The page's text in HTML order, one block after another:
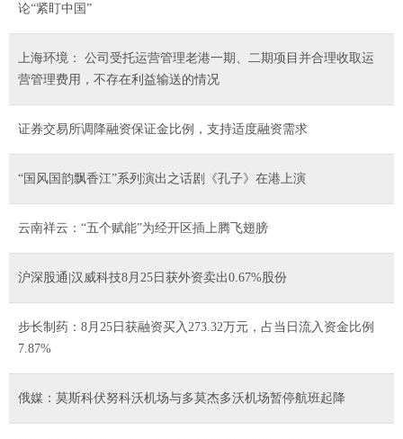
论“紧盯中国”
上海环境： 公司受托运营管理老港一期、二期项目并合理收取运
营管理费用，不存在利益输送的情况
证券交易所调降融资保证金比例，支持适度融资需求
“国风国韵飘香江”系列演出之话剧《孔子》在港上演
云南祥云：“五个赋能”为经开区插上腾飞翅膀
沪深股通|汉威科技8月25日获外资卖出0.67%股份
步长制药：8月25日获融资买入273.32万元，占当日流入资金比例
7.87%
俄媒：莫斯科伏努科沃机场与多莫杰多沃机场暂停航班起降